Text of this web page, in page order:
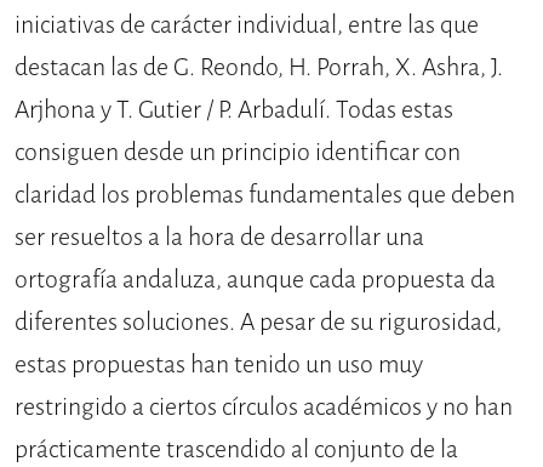
iniciativas de carác­ter individual, entre las que
destacan las de G. Reondo, H. Porrah, X. Ashra, J.
Arjhona y T. Gutier / P. Arbadulí. Todas estas
consiguen desde un prin­cipio identificar con
claridad los pro­blemas fundamentales que deben
ser resueltos a la hora de desarrollar una
ortografía andaluza, aunque cada pro­puesta da
diferentes soluciones. A pe­sar de su rigurosidad,
estas propuestas han tenido un uso muy
restringido a ciertos círculos académicos y no han
prácticamente trascendido al conjunto de la